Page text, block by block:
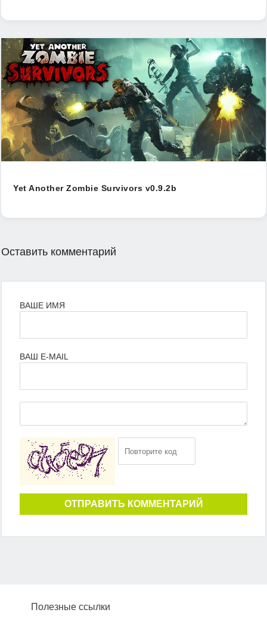
Yet Another Zombie Survivors v0.9.2b
Оставить комментарий
ВАШЕ ИМЯ
ВАШ E-MAIL
ОТПРАВИТЬ КОММЕНТАРИЙ
Полезные ссылки